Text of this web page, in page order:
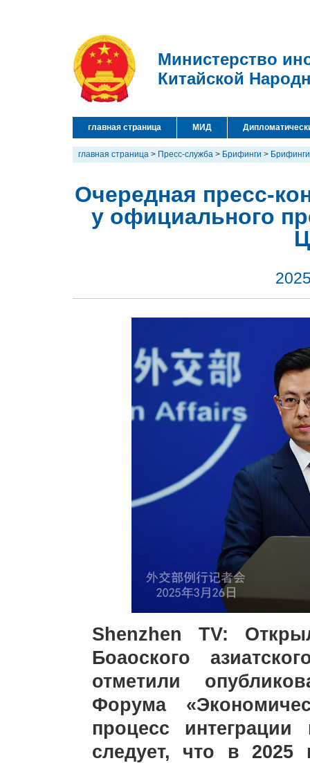
Министерство
Китайской
главная страница МИД
главная страница > Пресс-служба > Брифинги > Брифинги
Очередная пресс-
у официального
Shenzhen TV:
Боаоского
отметили
Форума
процесс
следует, что в 2025